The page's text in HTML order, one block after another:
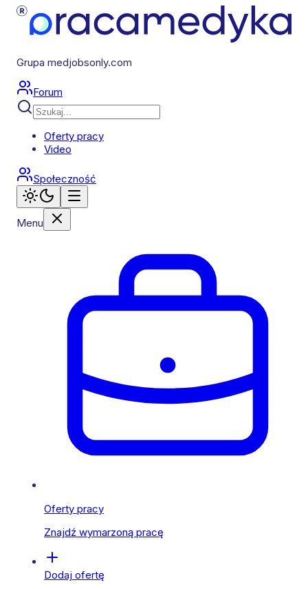
Grupa medjobsonly.com
Forum
Oferty pracy
Video
Społeczność
Menu
Oferty pracy
Znajdź wymarzoną pracę
Dodaj ofertę